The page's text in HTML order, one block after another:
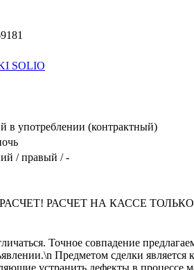
SOLIO
в употреблении (контрактный)
/ правый / -
РАСЧЕТ НА КАССЕ ТОЛЬКО
Точное совпадение
Предметом сделки
устранить дефекты в процессе